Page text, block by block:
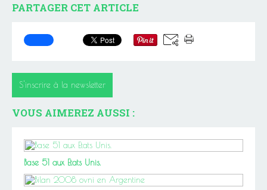
PARTAGER CET ARTICLE
S'inscrire à la newsletter
VOUS AIMEREZ AUSSI :
Base 51 aux Etats Unis.